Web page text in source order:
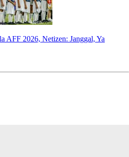
AFF 2026, Netizen: Janggal, Ya